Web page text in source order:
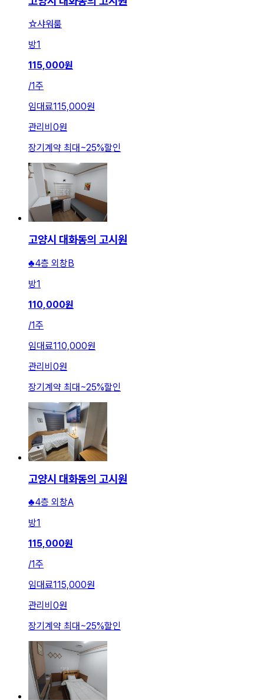
☆샤워룸
방1
115,000원
/1주
임대료115,000원
관리비 0원
장기계약 최대 ~25%할인
고양시 대화동의 고시원
♣4층 외창B
방1
110,000원
/1주
임대료110,000원
관리비 0원
장기계약 최대~25%할인
고양시 대화동의 고시원
♣4층 외창A
방1
115,000원
/1주
임대료115,000원
관리비 0원
장기계약 최대 ~25%할인